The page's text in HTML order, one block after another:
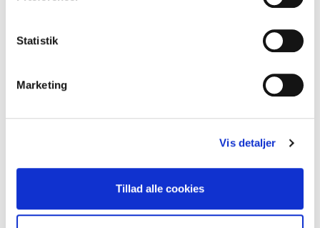
Statistik
Marketing
Vis detaljer
Tillad alle cookies